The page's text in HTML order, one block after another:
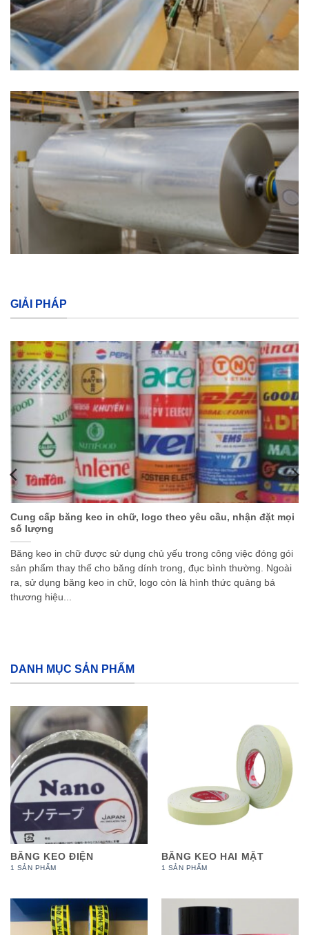
GIẢI PHÁP
Cung cấp băng keo in chữ, logo theo yêu cầu, nhận đặt mọi
số lượng
Băng keo in chữ được sử dụng chủ yếu trong công việc đóng gói
sản phẩm thay thế cho băng dính trong, đục bình thường. Ngoài
ra, sử dụng băng keo in chữ, logo còn là hình thức quảng bá
thương hiệu...
DANH MỤC SẢN PHẨM
BĂNG KEO ĐIỆN
1 SẢN PHẨM
BĂNG KEO HAI MẶT
1 SẢN PHẨM